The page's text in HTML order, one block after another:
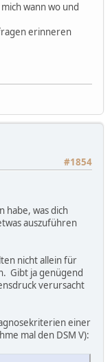
wann wo und
erinneren
#1854
habe, was dich
auszuführen
nicht allein für
Gibt ja genügend
verursacht
einer
mal den DSM V):